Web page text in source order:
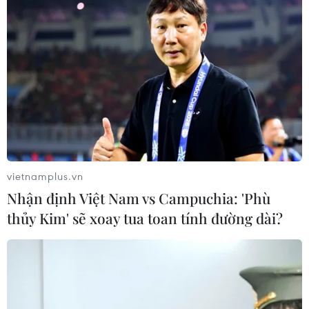
#Việt Nam #Canada
#hợp tác kinh tế
vietnamplus.vn
Nhận định Việt Nam vs Campuchia: 'Phù
thủy Kim' sẽ xoay tua toan tính đường dài?